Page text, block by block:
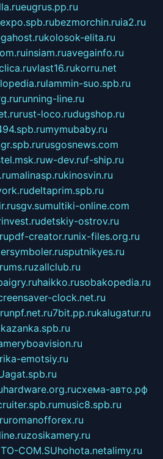
eugrus.pp.ru
bezmorchin.ruia2.ru
kolosok-elita.ru
insiam.ruavegainfo.ru
vlast16.rukorru.net
lammin-suo.spb.ru
running-line.ru
rust-loco.rudugshop.ru
mymubaby.ru
rusgosnews.com
w-dev.ruf-ship.ru
malinasp.rukinosvin.ru
deltaprim.spb.ru
sgv.sumultiki-online.com
detskiy-ostrov.ru
pdf-creator.runix-files.org.ru
sputnikyes.ru
zallclub.ru
haikko.rusobakopedia.ru
clock.net.ru
npf.net.ru7bit.pp.rukalugatur.ru
kazanka.spb.ru
emotsiy.ru
agat.spb.ru
hardware.org.ruсхема-авто.рф
music8.spb.ru
romanofforex.ru
zosikamery.ru
COM.SUhohota.netalimy.ru